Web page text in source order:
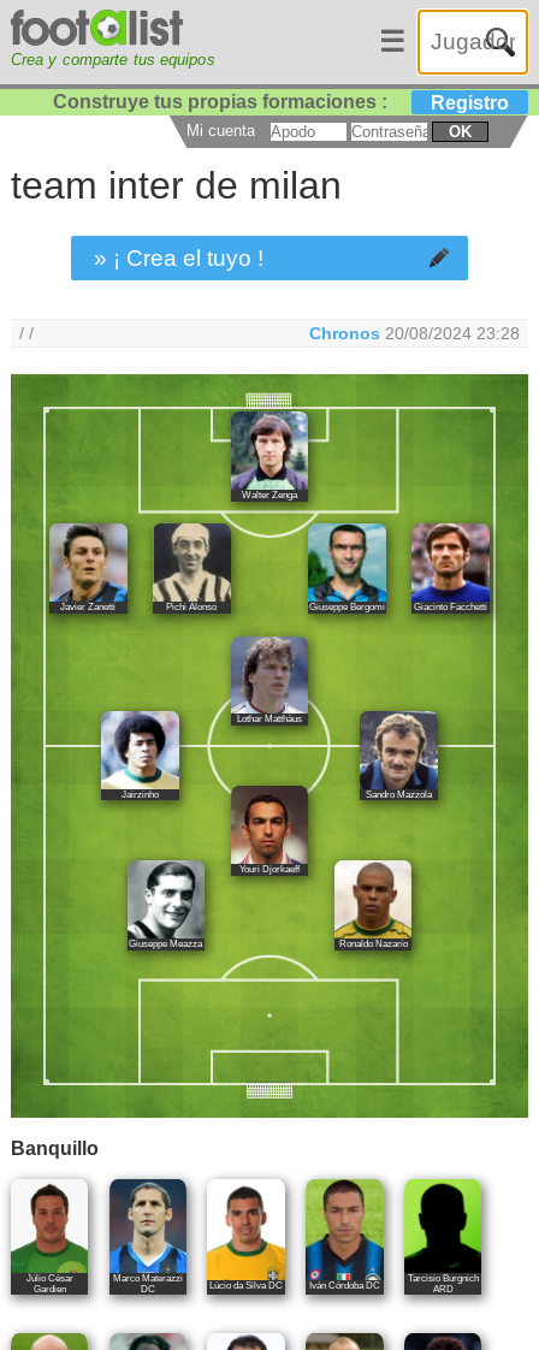
Crea y comparte tus equipos
☰
Construye tus propias formaciones : Registro
Mi cuenta OK
team inter de milan
» ¡ Crea el tuyo !
/ / Chronos 20/08/2024 23:28
Walter Zenga
Javier Zanetti Pichi Alonso Giuseppe Bergomi Giacinto Facchetti
Lothar Matthäus
Jairzinho Sandro Mazzola
Youri Djorkaeff
Giuseppe Meazza Ronaldo Nazario
Banquillo
Júlio César
Gardien
Marco Materazzi
DC
Lúcio da Silva DC Iván Córdoba DC
Tarcisio Burgnich
ARD